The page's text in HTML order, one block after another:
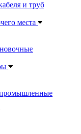
и труб
места